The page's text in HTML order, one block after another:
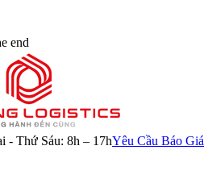
end
- Thứ Sáu: 8h – 17hYêu Cầu Báo Giá